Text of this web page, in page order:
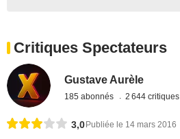
Critiques Spectateurs
Gustave Aurèle
185 abonnés 2 644 critiques
3,0 Publiée le 14 mars 2016